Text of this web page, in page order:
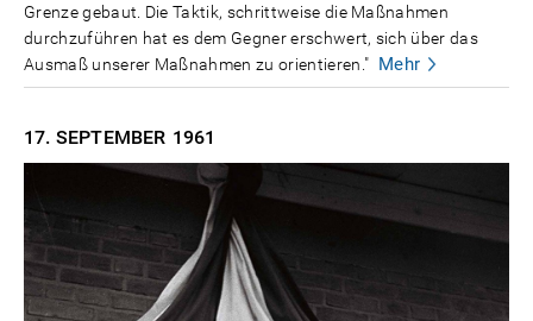
Grenze gebaut. Die Taktik, schrittweise die Maßnahmen
durchzuführen hat es dem Gegner erschwert, sich über das
Ausmaß unserer Maßnahmen zu orientieren." Mehr
17. SEPTEMBER 1961